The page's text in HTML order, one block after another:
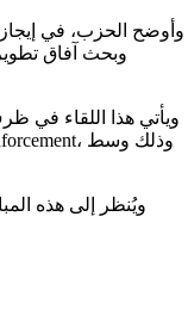
وأوضح الحزب، في إيجاز
وبحث آفاق
ويأتي هذا اللقاء في
ويُنظر إلى هذه